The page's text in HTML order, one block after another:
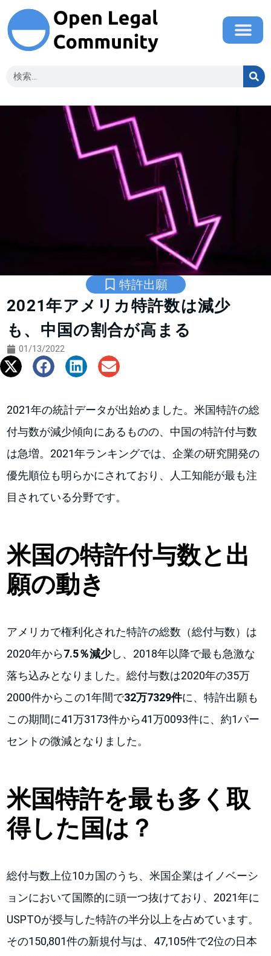
特許出願
2021年アメリカ特許数は減少
も、中国の割合が高まる
01/13/2022
2021年の統計データが出始めました。米国特許の総
付与数が減少傾向にあるものの、中国の特許付与数
は急増。2021年ランキングでは、企業の研究開発の
優先順位も明らかにされており、人工知能が最も注
目されている分野です。
米国の特許付与数と出
願の動き
アメリカで権利化された特許の総数（総付与数）は
2020年から7.5％減少し、2018年以降で最も急激な
落ち込みとなりました。総付与数は2020年の35万
2000件からこの1年間で32万7329件に、特許出願も
この期間に41万3173件から41万0093件に、約1パー
セントの微減となりました。
米国特許を最も多く取
得した国は？
総付与数上位10カ国のうち、米国企業はイノベーシ
ョンにおいて国際的に頭一つ抜けており、2021年に
USPTOが授与した特許の半分以上を占めています。
その150,801件の新規付与は、47,105件で2位の日本